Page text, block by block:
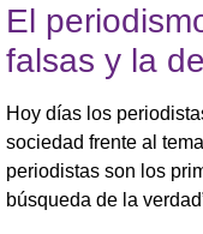
El
falsas y la
Hoy días los
sociedad frente al
periodistas son los
búsqueda de la